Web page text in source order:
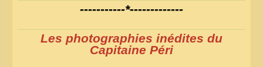
-----------*-------------
Les photographies inédites du
Capitaine Péri